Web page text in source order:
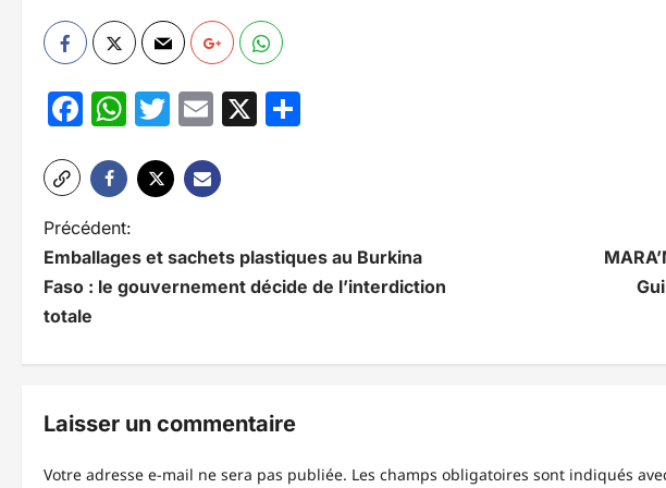
Facebook
WhatsApp
Twitter
Email
X
N
a
v
a
t
Précédent:
Emballages et sachets plastiques au Burkina
Faso : le gouvernement décide de l’interdiction
totale
Laisser un commentaire
Votre adresse e-mail ne sera pas publiée. Les champs obligatoires sont indiqués